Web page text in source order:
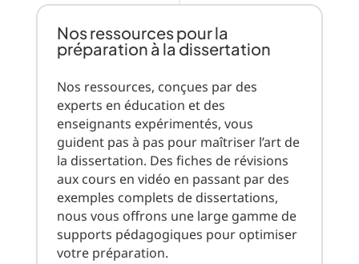
Nos ressources pour la
préparation à la dissertation
Nos ressources, conçues par des
experts en éducation et des
enseignants expérimentés, vous
guident pas à pas pour maîtriser l’art de
la dissertation. Des fiches de révisions
aux cours en vidéo en passant par des
exemples complets de dissertations,
nous vous offrons une large gamme de
supports pédagogiques pour optimiser
votre préparation.